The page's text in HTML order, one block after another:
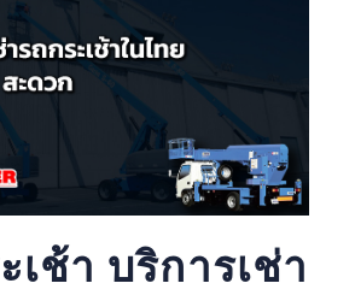
เช้า บริการเช่า